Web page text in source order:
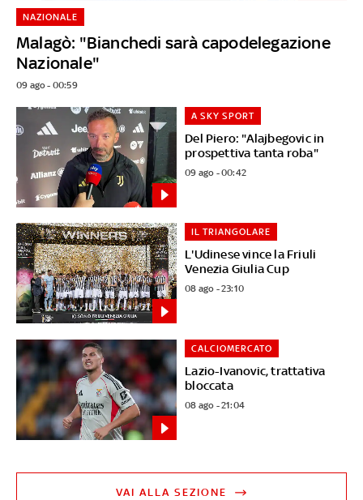
Malagò: "Bianchedi sarà capodelegazione
Nazionale"
NAZIONALE
09 ago - 00:59
Del Piero: "Alajbegovic in
prospettiva tanta roba"
A SKY SPORT
09 ago - 00:42
L'Udinese vince la Friuli
Venezia Giulia Cup
IL TRIANGOLARE
08 ago - 23:10
Lazio-Ivanovic, trattativa
bloccata
CALCIOMERCATO
08 ago - 21:04
VAI ALLA SEZIONE